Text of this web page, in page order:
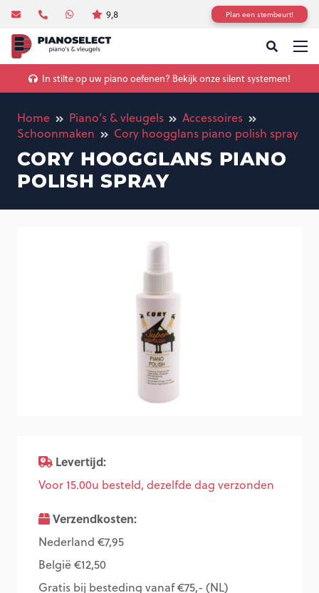
9,8 Plan een stembeurt!
In stilte op uw piano oefenen? Bekijk onze silent systemen!
Home Piano’s & vleugels
Accessoires
Schoonmaken
Cory hoogglans piano polish spray
CORY HOOGGLANS PIANO
POLISH SPRAY
Levertijd:
Voor 15.00u besteld, dezelfde dag verzonden
Verzendkosten:
Nederland €7,95
België €12,50
Gratis bij besteding vanaf €75,- (NL)